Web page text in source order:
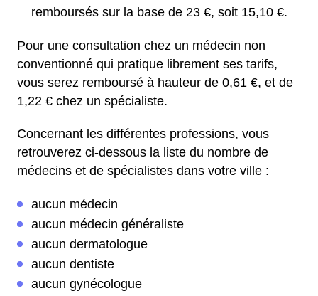
remboursés sur la base de 23 €, soit 15,10 €.
Pour une consultation chez un médecin non
conventionné qui pratique librement ses tarifs,
vous serez remboursé à hauteur de 0,61 €, et de
1,22 € chez un spécialiste.
Concernant les différentes professions, vous
retrouverez ci-dessous la liste du nombre de
médecins et de spécialistes dans votre ville :
aucun médecin
aucun médecin généraliste
aucun dermatologue
aucun dentiste
aucun gynécologue